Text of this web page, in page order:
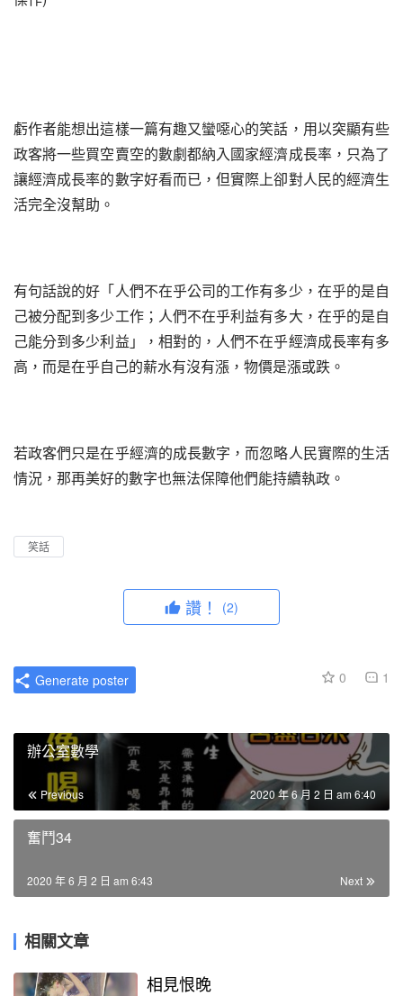
虧作者能想出這樣一篇有趣又蠻噁心的笑話，用以突顯有些
政客將一些買空賣空的數劇都納入國家經濟成長率，只為了
讓經濟成長率的數字好看而已，但實際上卻對人民的經濟生
活完全沒幫助。
有句話說的好「人們不在乎公司的工作有多少，在乎的是自
己被分配到多少工作；人們不在乎利益有多大，在乎的是自
己能分到多少利益」，相對的，人們不在乎經濟成長率有多
高，而是在乎自己的薪水有沒有漲，物價是漲或跌。
若政客們只是在乎經濟的成長數字，而忽略人民實際的生活
情況，那再美好的數字也無法保障他們能持續執政。
笑話
讚！ (2)
0 1
Generate poster
辦公室數學
Previous 2020 年 6 月 2 日 am 6:40
奮鬥34
Next
2020 年 6 月 2 日 am 6:43
相關文章
相見恨晚